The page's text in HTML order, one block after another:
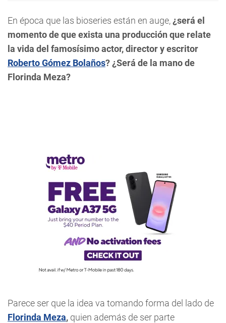
En época que las bioseries están en auge,¿será el
momento de que exista una producción que relate
la vida del famosísimo actor, director y escritor
Roberto Gómez Bolaños? ¿Será de la mano de
Florinda Meza?
Parece ser que la idea va tomando forma del lado de
Florinda Meza, quien además de ser parte